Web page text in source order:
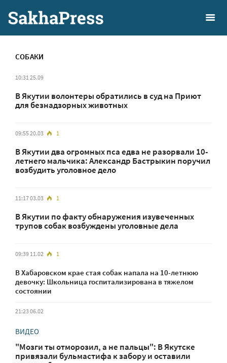
СОБАКИ
10:31 25.09
В Якутии волонтеры обратились в суд на Приют
для безнадзорных животных
09:55 20.03 1
В Якутии два огромных пса едва не разорвали 10-
летнего мальчика: Александр Бастрыкин поручил
возбудить уголовное дело
11:17 03.03 1
В Якутии по факту обнаружения изувеченных
трупов собак возбуждены уголовные дела
09:39 11.02 1
В Хабаровском крае стая собак напала на 10-летнюю
девочку: Школьница госпитализирована в тяжелом
состоянии
21:23 06.02
ВИДЕО
"Мозги ты отморозил, а не пальцы": В Якутске
привязали бульмастифа к забору и оставили